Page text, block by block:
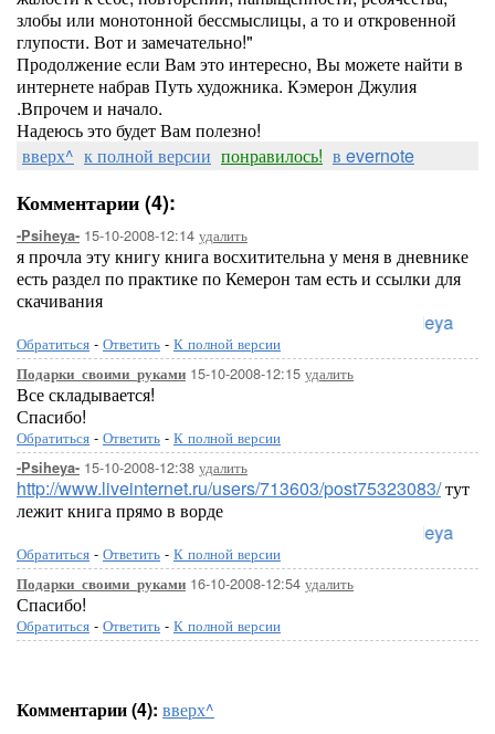
злобы или монотонной бессмыслицы, а то и откровенной
глупости. Вот и замечательно!"
Продолжение если Вам это интересно, Вы можете найти в
интернете набрав Путь художника. Кэмерон Джулия
.Впрочем и начало.
Надеюсь это будет Вам полезно!
вверх^ к полной версии понравилось! в evernote
Комментарии (4):
-Psiheya- 15-10-2008-12:14 удалить
я прочла эту книгу книга восхитительна у меня в дневнике
есть раздел по практике по Кемерон там есть и ссылки для
скачивания
Loreleya
Обратиться - Ответить - К полной версии
Подарки_своими_руками 15-10-2008-12:15 удалить
Все складывается!
Спасибо!
Обратиться - Ответить - К полной версии
-Psiheya- 15-10-2008-12:38 удалить
http://www.liveinternet.ru/users/713603/post75323083/тут
лежит книга прямо в ворде
Loreleya
Обратиться - Ответить - К полной версии
Подарки_своими_руками 16-10-2008-12:54 удалить
Спасибо!
Обратиться - Ответить - К полной версии
Комментарии (4): вверх^